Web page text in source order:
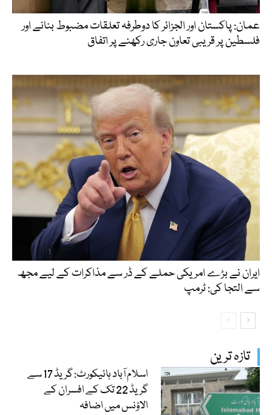
تازہ ترین
اسلام آباد ہائیکورٹ: گریڈ 17 سے
گریڈ 22 تک کے افسران کے
الاؤنس میں اضافہ
عمان: پاکستان اور الجزائر کا دوطرفہ تعلقات مضبوط بنانے اور
فلسطین پر قریبی تعاون جاری رکھنے پر اتفاق
ایران نے بڑے امریکی حملے کے ڈر سے مذاکرات کے لیے مجھ
سے التجا کی: ٹرمپ